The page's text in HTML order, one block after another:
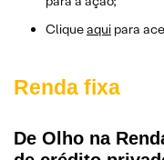
Cliqueaqui para
Renda fixa
De Olho na